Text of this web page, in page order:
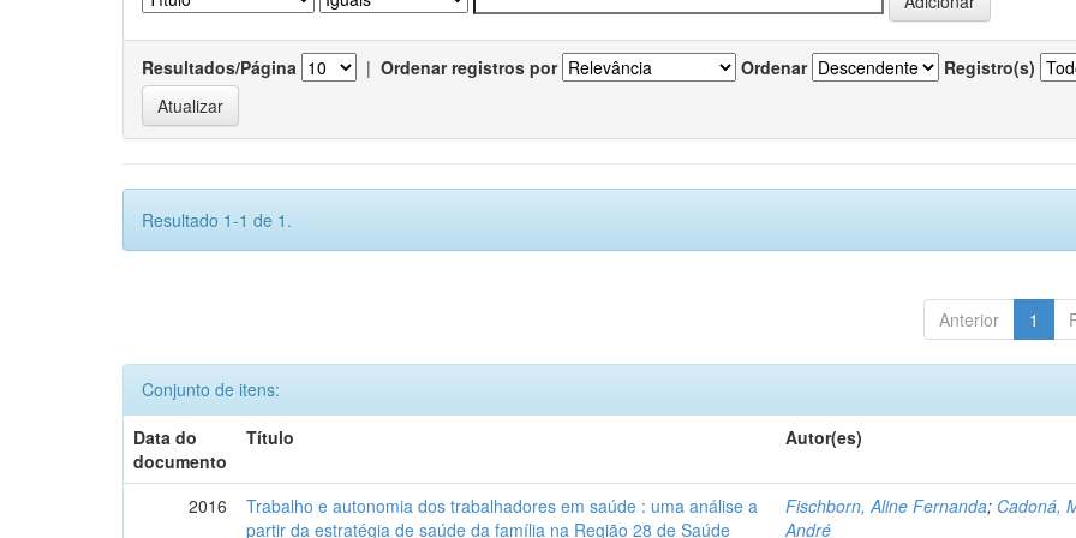
Resultados/Página | Ordenar registros por Ordenar Registro(s)
Resultado 1-1 de 1.
Anterior 1
Conjunto de itens:
Data do
documento
Título Autor(es)
2016
Trabalho e autonomia dos trabalhadores em saúde : uma análise a
partir da estratégia de saúde da família na Região 28 de Saúde
Fischborn, Aline Fernanda; Cadoná,
André